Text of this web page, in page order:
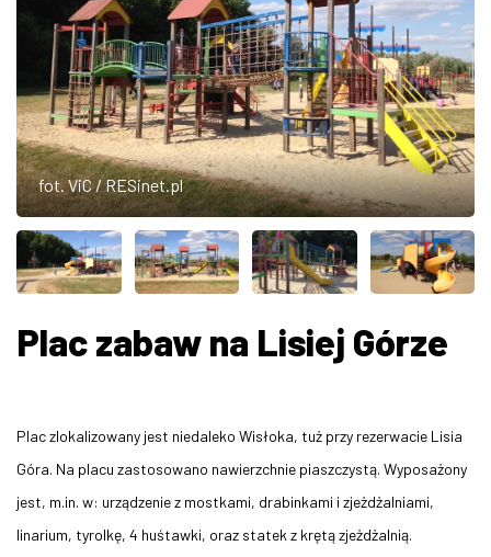
W KINACH
GASTRONOMIA
ZDJĘCIA
W RZESZOWIE
fot. ViC / RESinet.pl
Plac zabaw na Lisiej Górze
Plac zlokalizowany jest niedaleko Wisłoka, tuż przy rezerwacie Lisia
Góra. Na placu zastosowano nawierzchnie piaszczystą. Wyposażony
jest, m.in. w: urządzenie z mostkami, drabinkami i zjeżdżalniami,
linarium, tyrolkę, 4 huśtawki, oraz statek z krętą zjeżdżalnią.